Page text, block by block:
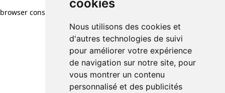
cookies
Nous utilisons des cookies et
d'autres technologies de suivi
pour améliorer votre expérience
de navigation sur notre site, pour
vous montrer un contenu
personnalisé et des publicités
browser console for more information)